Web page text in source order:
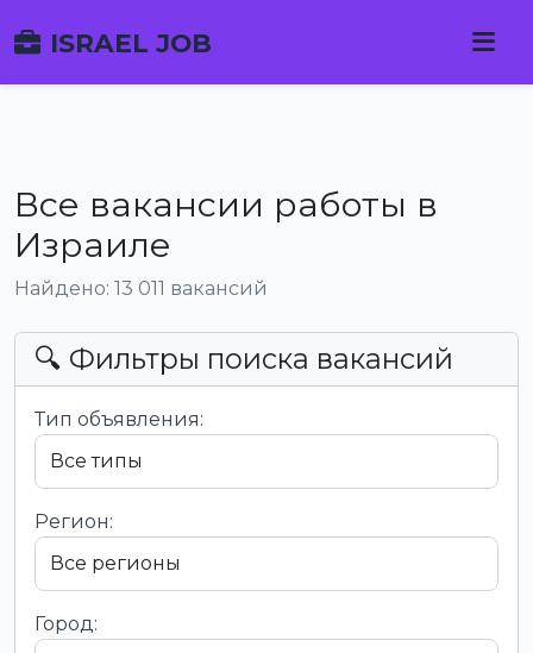
ISRAEL JOB
Все вакансии работы в
Израиле
Найдено: 13 011 вакансий
🔍 Фильтры поиска вакансий
Тип объявления:
Регион:
Город: